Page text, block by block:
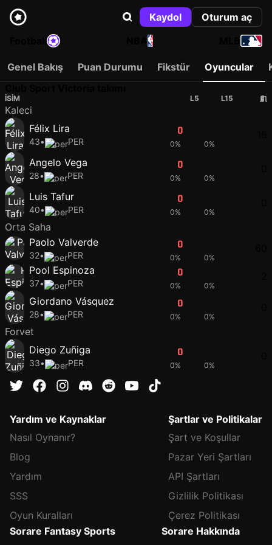
Kaydol
Oturum aç
NBA
Genel Bakış Puan Durumu Fikstür Oyuncular
İSIM L5 L15
Kaleci
Félix Lira
43• PER
0
0% 0%
Angelo Vega
28• PER
0
0% 0%
Luis Tafur
40• PER
0
0% 0%
Orta Saha
Paolo Valverde
32• PER
0
0% 0%
Pool Espinoza
37• PER
0
0% 0%
Giordano Vásquez
28• PER
0
0% 0%
Forvet
Diego Zuñiga
33• PER
0
0% 0%
Yardım ve Kaynaklar
Nasıl Oynanır?
Blog
Yardım
SSS
Oyun Kuralları
Şartlar ve Politikalar
Şart ve Koşullar
Pazar Yeri Şartları
API Şartları
Gizlilik Politikası
Çerez Politikası
Sorare Fantasy Sports
Sorare Hakkında